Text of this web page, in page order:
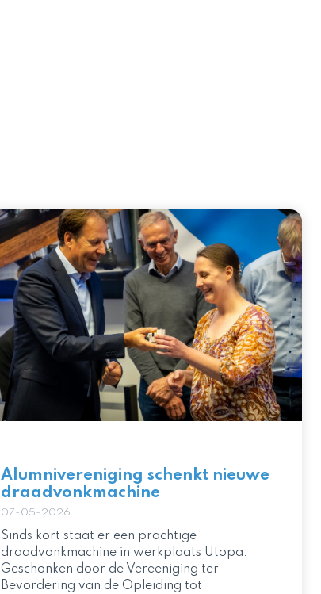
Alumnivereniging schenkt nieuwe
draadvonkmachine
07-05-2026
Sinds kort staat er een prachtige
draadvonkmachine in werkplaats Utopa.
Geschonken door de Vereeniging ter
Bevordering van de Opleiding tot